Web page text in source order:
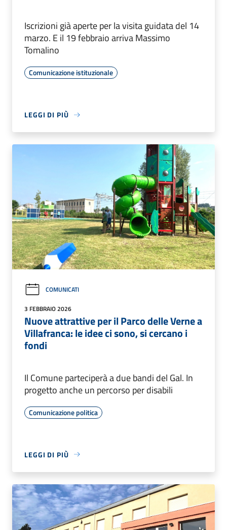
Iscrizioni già aperte per la visita guidata del 14
marzo. E il 19 febbraio arriva Massimo
Tomalino
Comunicazione istituzionale
LEGGI DI PIÙ
COMUNICATI
3 FEBBRAIO 2026
Nuove attrattive per il Parco delle Verne a
Villafranca: le idee ci sono, si cercano i
fondi
Il Comune parteciperà a due bandi del Gal. In
progetto anche un percorso per disabili
Comunicazione politica
LEGGI DI PIÙ